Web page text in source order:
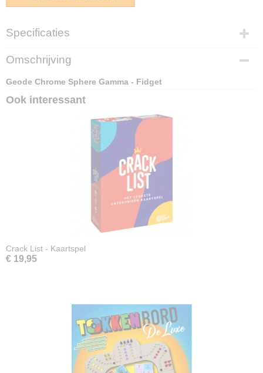
Specificaties
EAN code
850063343947
Omschrijving
Geode Chrome Sphere Gamma - Fidget
Ook interessant
Crack List - Kaartspel
€ 19,95